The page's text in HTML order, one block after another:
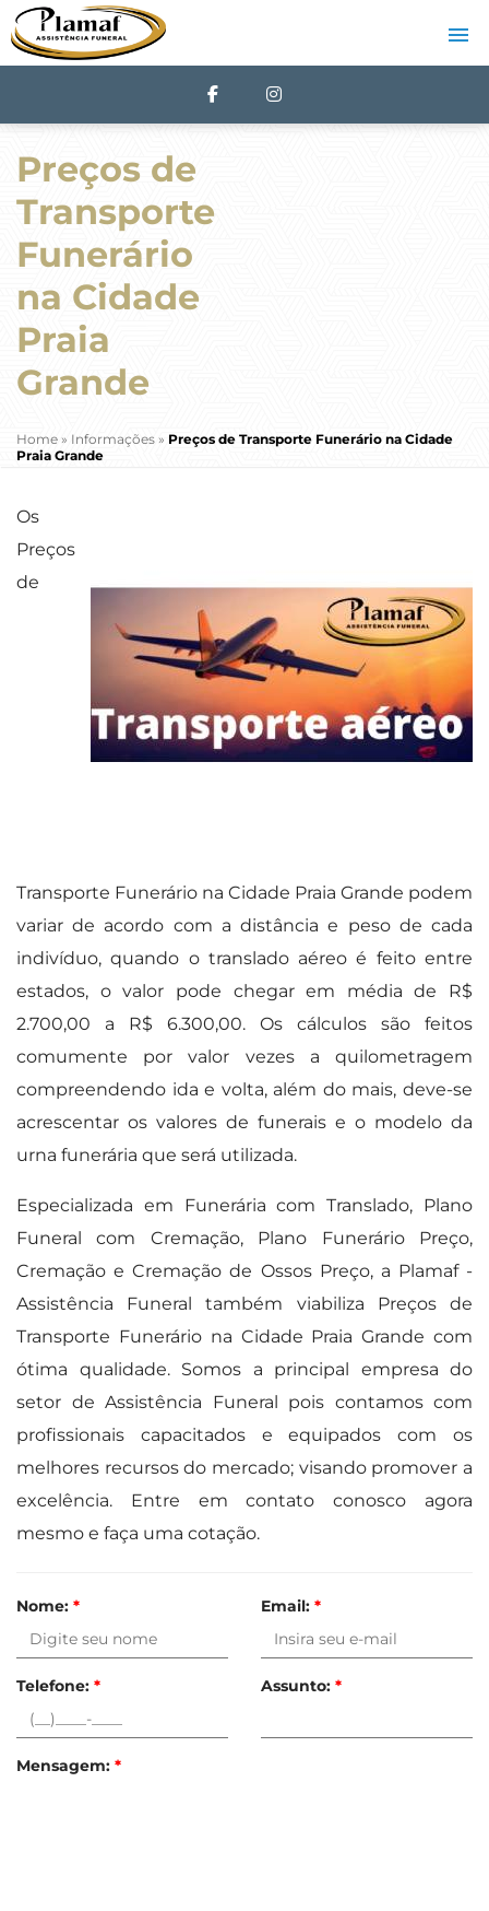
Preços de
Transporte
Funerário
na Cidade
Praia
Grande
Home » Informações » Preços de Transporte Funerário na Cidade
Praia Grande
Os
Preços
de
Transporte Funerário na Cidade Praia Grande podem
variar de acordo com a distância e peso de cada
indivíduo, quando o translado aéreo é feito entre
estados, o valor pode chegar em média de R$
2.700,00 a R$ 6.300,00. Os cálculos são feitos
comumente por valor vezes a quilometragem
compreendendo ida e volta, além do mais, deve-se
acrescentar os valores de funerais e o modelo da
urna funerária que será utilizada.
Especializada em Funerária com Translado, Plano
Funeral com Cremação, Plano Funerário Preço,
Cremação e Cremação de Ossos Preço, a Plamaf -
Assistência Funeral também viabiliza Preços de
Transporte Funerário na Cidade Praia Grande com
ótima qualidade. Somos a principal empresa do
setor de Assistência Funeral pois contamos com
profissionais capacitados e equipados com os
melhores recursos do mercado; visando promover a
excelência. Entre em contato conosco agora
mesmo e faça uma cotação.
Nome: * Email: *
Telefone: * Assunto: *
Mensagem: *